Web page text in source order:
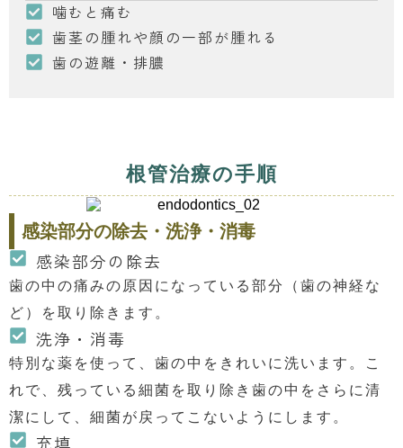
噛むと痛む
歯茎の腫れや顔の一部が腫れる
歯の遊離・排膿
根管治療の手順
感染部分の除去・洗浄・消毒
感染部分の除去
歯の中の痛みの原因になっている部分（歯の神経な
ど）を取り除きます。
洗浄・消毒
特別な薬を使って、歯の中をきれいに洗います。こ
れで、残っている細菌を取り除き歯の中をさらに清
潔にして、細菌が戻ってこないようにします。
充填